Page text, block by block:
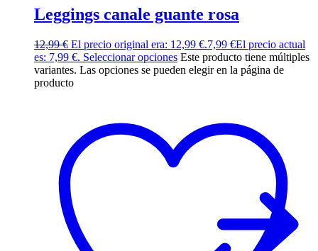
Leggings canale guante rosa
12,99€ El precio original era: 12,99 €.7,99 €El precio actual
es: 7,99 €. Seleccionar opciones Este producto tiene múltiples
variantes. Las opciones se pueden elegir en la página de
producto